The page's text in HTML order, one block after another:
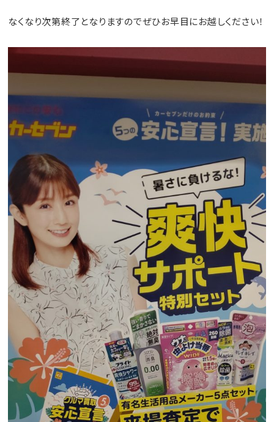
なくなり次第終了となりますのでぜひお早目にお越しください！